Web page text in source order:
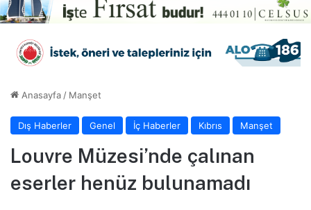
Anasayfa / Manşet
Dış Haberler Genel İç Haberler Kıbrıs Manşet
Louvre Müzesi’nde çalınan
eserler henüz bulunamadı